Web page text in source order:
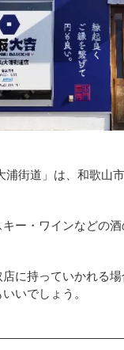
浦街道」は、和歌山
ー・ワインなどの
に持っていかれる
いでしょう。